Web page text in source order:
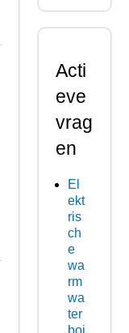
Acti
eve
vrag
en
El
ekt
ris
ch
e
wa
rm
wa
ter
boi